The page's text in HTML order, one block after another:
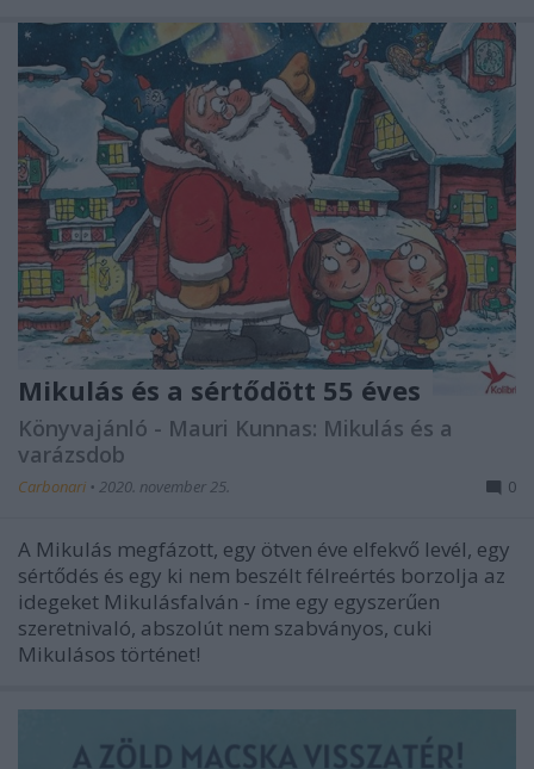
Mikulás és a sértődött 55 éves
Könyvajánló - Mauri Kunnas: Mikulás és a
varázsdob
Carbonari • 2020. november 25. 0
A Mikulás megfázott, egy ötven éve elfekvő levél, egy
sértődés és egy ki nem beszélt félreértés borzolja az
idegeket Mikulásfalván - íme egy egyszerűen
szeretnivaló, abszolút nem szabványos, cuki
Mikulásos történet!